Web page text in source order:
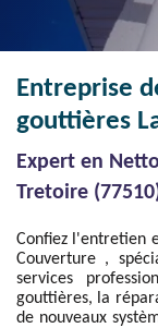
Entreprise
gouttières
Expert en
Tretoire
Confiez l'entretien
Couverture ,
services
gouttières, la
de nouveaux